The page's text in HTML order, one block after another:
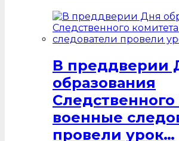
В преддверии
образования
военные
провели урок…